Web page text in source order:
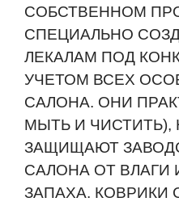
СОБСТВЕННОМ
СПЕЦИАЛЬНО
ЛЕКАЛАМ ПОД
УЧЕТОМ ВСЕХ
САЛОНА. ОНИ
МЫТЬ И
ЗАЩИЩАЮТ
САЛОНА ОТ ВЛАГИ
ЗАПАХА. КОВРИКИ